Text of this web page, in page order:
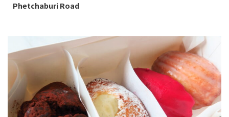
Phetchaburi Road